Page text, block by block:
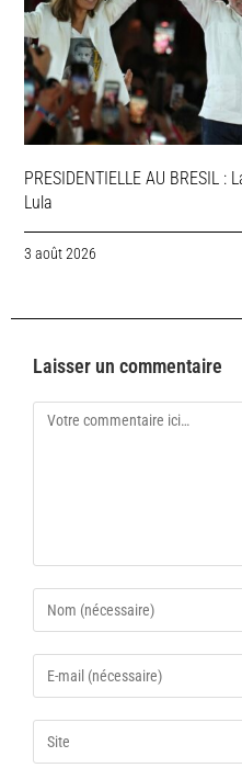
PRESIDENTIELLE AU BRESIL
Lula
3 août 2026
Laisser un commentaire